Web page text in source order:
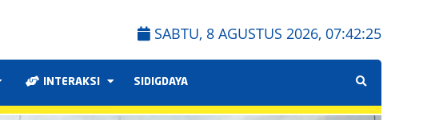
SABTU, 8 AGUSTUS 2026, 07:42:25
INTERAKSI SIDIGDAYA